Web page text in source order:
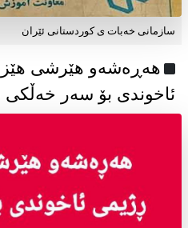
سازمانی خەبات ی كوردستانی ئێران
هەڕەشەو هێرشی
ئاخوندی بۆ سەر خەڵکی